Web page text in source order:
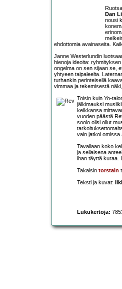
Dan
nousi
ehdottomia avainaseita.
Janne Westerlundin
hienoja ideoita:
ongelma on sen sijaan se,
yhtyeen taipaleelta.
turhankin perinteisellä
vimmaa ja tekemisestä
Toisin kuin Yo-
jälkimauksi
keikkansa
vuoden päästä
soolo olisi ollut
vain jatkoi omissa
Tavallaan koko
ja sellaisena
ihan täyttä kuraa.
Takaisin torstain
Teksti ja kuvat:
Lukukertoja: